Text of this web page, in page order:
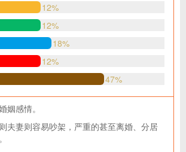
12%
12%
18%
12%
47%
姻感情。
夫妻则容易吵架，严重的甚至离婚、分居